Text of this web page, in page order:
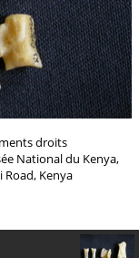
droits
National du Kenya,
Road, Kenya